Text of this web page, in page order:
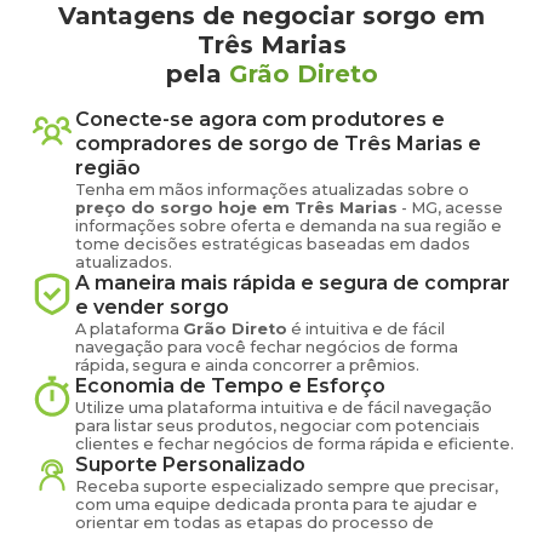
Vantagens de negociar sorgo em
Três Marias
pela Grão Direto
Conecte-se agora com produtores e
compradores de sorgo de Três Marias e
região
Tenha em mãos informações atualizadas sobre o
preço do sorgo hoje em Três Marias - MG, acesse
informações sobre oferta e demanda na sua região e
tome decisões estratégicas baseadas em dados
atualizados.
A maneira mais rápida e segura de comprar
e vender sorgo
A plataforma Grão Direto é intuitiva e de fácil
navegação para você fechar negócios de forma
rápida, segura e ainda concorrer a prêmios.
Economia de Tempo e Esforço
Utilize uma plataforma intuitiva e de fácil navegação
para listar seus produtos, negociar com potenciais
clientes e fechar negócios de forma rápida e eficiente.
Suporte Personalizado
Receba suporte especializado sempre que precisar,
com uma equipe dedicada pronta para te ajudar e
orientar em todas as etapas do processo de